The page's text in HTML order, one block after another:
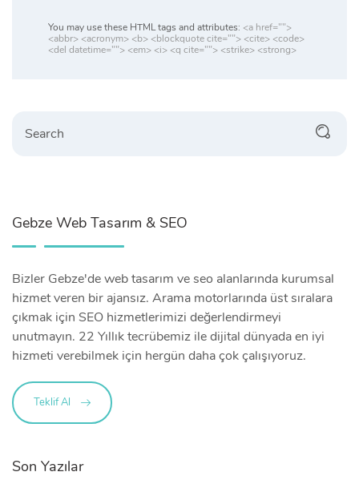
You may use these HTML tags and attributes: <a href="">
<abbr> <acronym> <b> <blockquote cite=""> <cite> <code>
<del datetime=""> <em> <i> <q cite=""> <strike> <strong>
Gebze Web Tasarım & SEO
Bizler Gebze'de web tasarım ve seo alanlarında kurumsal
hizmet veren bir ajansız. Arama motorlarında üst sıralara
çıkmak için SEO hizmetlerimizi değerlendirmeyi
unutmayın. 22 Yıllık tecrübemiz ile dijital dünyada en iyi
hizmeti verebilmek için hergün daha çok çalışıyoruz.
Teklif Al
Son Yazılar